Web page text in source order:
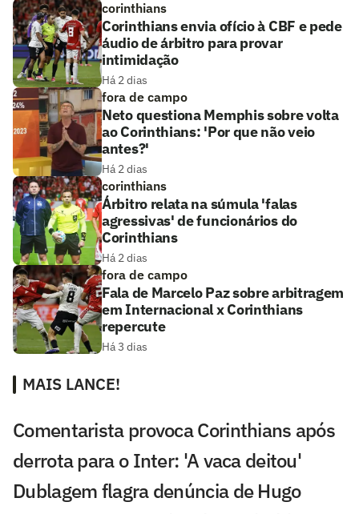
corinthians
Corinthians envia ofício à CBF e pede
áudio de árbitro para provar
intimidação
Há 2 dias
fora de campo
Neto questiona Memphis sobre volta
ao Corinthians: 'Por que não veio
antes?'
Há 2 dias
corinthians
Árbitro relata na súmula 'falas
agressivas' de funcionários do
Corinthians
Há 2 dias
fora de campo
Fala de Marcelo Paz sobre arbitragem
em Internacional x Corinthians
repercute
Há 3 dias
MAIS LANCE!
Comentarista provoca Corinthians após
derrota para o Inter: 'A vaca deitou'
Dublagem flagra denúncia de Hugo